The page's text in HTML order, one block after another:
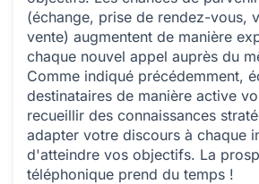
(échange, prise de rendez-vous,
vente) augmentent de manière
chaque nouvel appel auprès du
Comme indiqué précédemment,
destinataires de manière active
recueillir des connaissances
adapter votre discours à chaque
d'atteindre vos objectifs. La
téléphonique prend du temps !